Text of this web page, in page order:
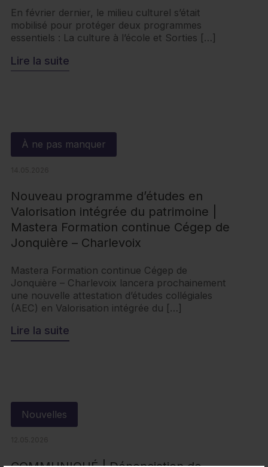
En février dernier, le milieu culturel s’était
mobilisé pour protéger deux programmes
essentiels : La culture à l’école et Sorties […]
Lire la suite
À ne pas manquer
Nouveau programme d’études en
Valorisation intégrée du patrimoine |
Mastera Formation continue Cégep de
Jonquière – Charlevoix
Mastera Formation continue Cégep de
Jonquière – Charlevoix lancera prochainement
une nouvelle attestation d’études collégiales
(AEC) en Valorisation intégrée du […]
Lire la suite
Nouvelles